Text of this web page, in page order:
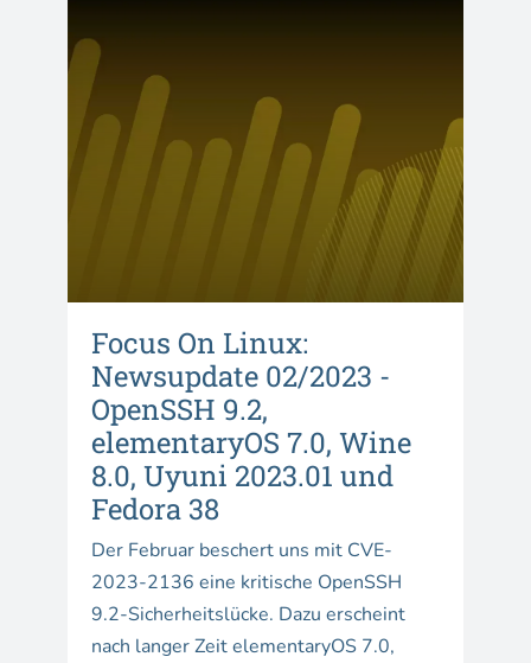
Focus On Linux:
Newsupdate 02/2023 -
OpenSSH 9.2,
elementaryOS 7.0, Wine
8.0, Uyuni 2023.01 und
Fedora 38
Der Februar beschert uns mit CVE-
2023-2136 eine kritische OpenSSH
9.2-Sicherheitslücke. Dazu erscheint
nach langer Zeit elementaryOS 7.0,